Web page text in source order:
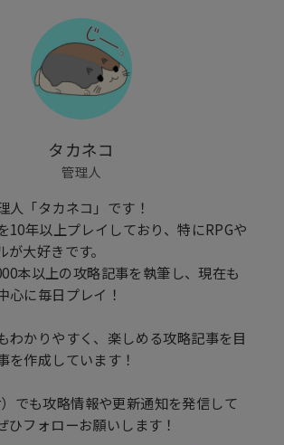
タカネコ
管理人
人「タカネコ」です！
10年以上プレイしており、特にRPGや
大好きです。
本以上の攻略記事を執筆し、現在も
心に毎日プレイ！
わかりやすく、楽しめる攻略記事を目
を作成しています！
でも攻略情報や更新通知を発信して
ひフォローお願いします！